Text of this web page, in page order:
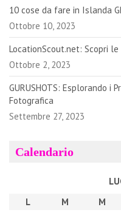
10 cose da fare in Islanda
Ottobre 10, 2023
LocationScout.net: Scopri
Ottobre 2, 2023
GURUSHOTS: Esplorando i
Fotografica
Settembre 27, 2023
Calendario
L
M M